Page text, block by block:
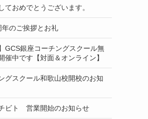
ておめでとうございます。
のご挨拶とお礼
GCS銀座コーチングスクール無
催中です【対面＆オンライン】
グスクール和歌山校開校のお知
ビト 営業開始のお知らせ